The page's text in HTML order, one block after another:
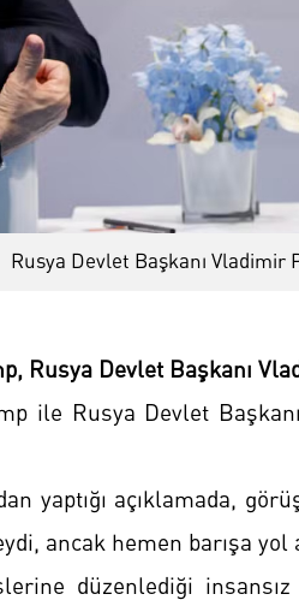
Rusya Devlet Başkanı Vladimir
Rusya Devlet Başkanı
ile Rusya Devlet
yaptığı açıklamada,
ancak hemen barışa
düzenlediği